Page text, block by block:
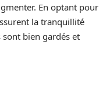
En optant pour
la tranquillité
sont bien gardés et